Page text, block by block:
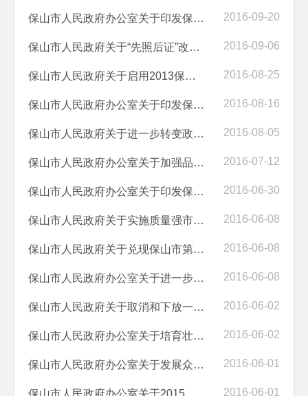
保山市人民政府办公室关于印发保山市深化医药卫生体制改革2016年重点工... 2016-09-20
保山市人民政府关于“先照后证”改革后加强事中事后监管的实施意见 2016-09-06
保山市人民政府关于启用2013保山坐标系的通告 2016-08-25
保山市人民政府办公室关于印发保山市2017年香料烟生产工作意见的通知 2016-08-16
保山市人民政府关于进一步转变政府职能加强事中事后监管工作的实施意见 2016-08-05
保山市人民政府办公室关于加强品牌培育工作的意见 2016-07-12
保山市人民政府办公室关于印发保山市2016年政务公开工作实施方案的通知 2016-06-30
保山市人民政府关于实施质量强市战略的意见 2016-06-08
保山市人民政府关于兑现保山市第五届哲学社会科学优秀成果政府奖的决定 2016-06-08
保山市人民政府办公室关于进一步加强社会应急联动工作的意见 2016-06-08
保山市人民政府关于取消和下放一批行政许可项目的决定 2016-06-02
保山市人民政府办公室关于培育壮大农业小巨人的意见 2016-06-02
保山市人民政府办公室关于发展众创空间推进大众创业万众创新的实施意见 2016-06-01
2016-06-01